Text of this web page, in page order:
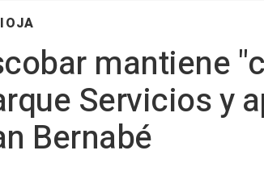
mantiene
Servicios y
Bernabé